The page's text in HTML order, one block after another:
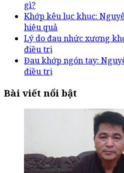
gì?
Khớp kêu lục khục:
hiệu quả
Lý do đau nhức xương
điều trị
Đau khớp ngón tay:
điều trị
Bài viết nổi bật